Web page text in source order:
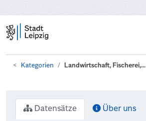
Kategorien Landwirtschaft, Fischerei,...
Datensätze Über uns